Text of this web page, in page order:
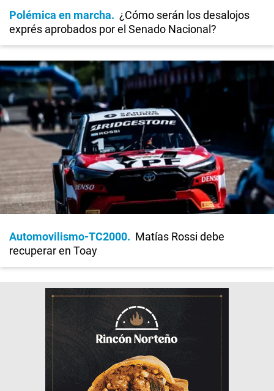
Polémica en marcha
¿Cómo serán los desalojos
exprés aprobados por el Senado Nacional?
Automovilismo-TC2000
Matías Rossi debe
recuperar en Toay